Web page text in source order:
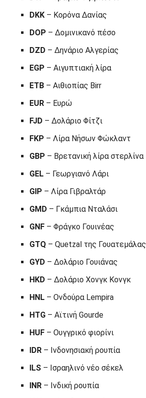
DKK – Κορόνα Δανίας
DOP – Δομινικανό πέσο
DZD – Δηνάριο Αλγερίας
EGP – Αιγυπτιακή λίρα
ETB – Αιθιοπίας Birr
EUR – Ευρώ
FJD – Δολάριο Φίτζι
FKP – Λίρα Νήσων Φώκλαντ
GBP – Βρετανική λίρα στερλίνα
GEL – Γεωργιανό Λάρι
GIP – Λίρα Γιβραλτάρ
GMD – Γκάμπια Νταλάσι
GNF – Φράγκο Γουινέας
GTQ – Quetzal της Γουατεμάλας
GYD – Δολάριο Γουιάνας
HKD – Δολάριο Χονγκ Κονγκ
HNL – Ονδούρα Lempira
HTG – Αϊτινή Gourde
HUF – Ουγγρικό φιορίνι
IDR – Ινδονησιακή ρουπία
ILS – Ισραηλινό νέο σέκελ
INR – Ινδική ρουπία